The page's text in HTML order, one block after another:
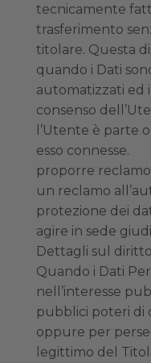
tecnicamente
trasferimento
titolare. Questa
quando i Dati
automatizzati ed
consenso
l’Utente è parte
esso connesse.
proporre
un reclamo
protezione dei
agire in sede
Dettagli sul
Quando i Dati
nell’interesse
pubblici poteri di
oppure per
legittimo del